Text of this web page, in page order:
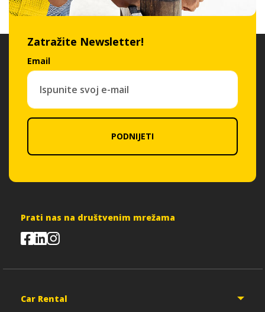
Zatražite Newsletter!
Email
PODNIJETI
Prati nas na društvenim mrežama
Car Rental